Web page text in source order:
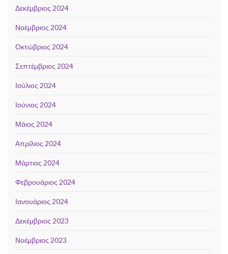
Δεκέμβριος 2024
Νοέμβριος 2024
Οκτώβριος 2024
Σεπτέμβριος 2024
Ιούλιος 2024
Ιούνιος 2024
Μάιος 2024
Απρίλιος 2024
Μάρτιος 2024
Φεβρουάριος 2024
Ιανουάριος 2024
Δεκέμβριος 2023
Νοέμβριος 2023